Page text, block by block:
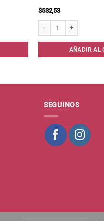
$532,53
AÑADIR AL
SEGUINOS